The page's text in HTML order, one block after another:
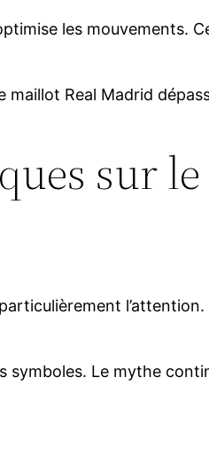
les mouvements.
maillot Real Madrid
sur
symboles. Le mythe